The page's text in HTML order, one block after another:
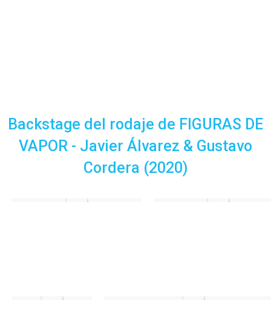
Backstage del rodaje de FIGURAS DE
VAPOR - Javier Álvarez & Gustavo
Cordera (2020)